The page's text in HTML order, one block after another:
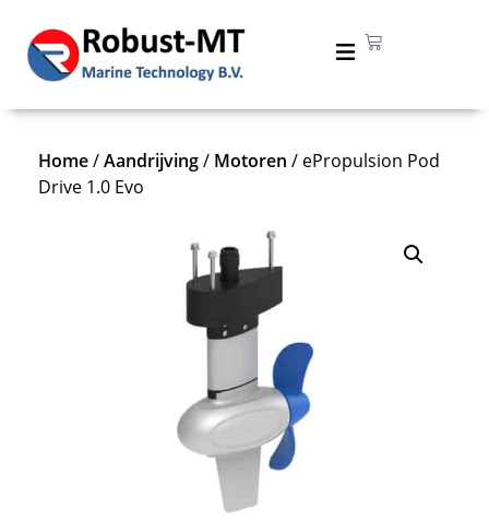
Home/Aandrijving/ Motoren / ePropulsion Pod
Drive 1.0 Evo